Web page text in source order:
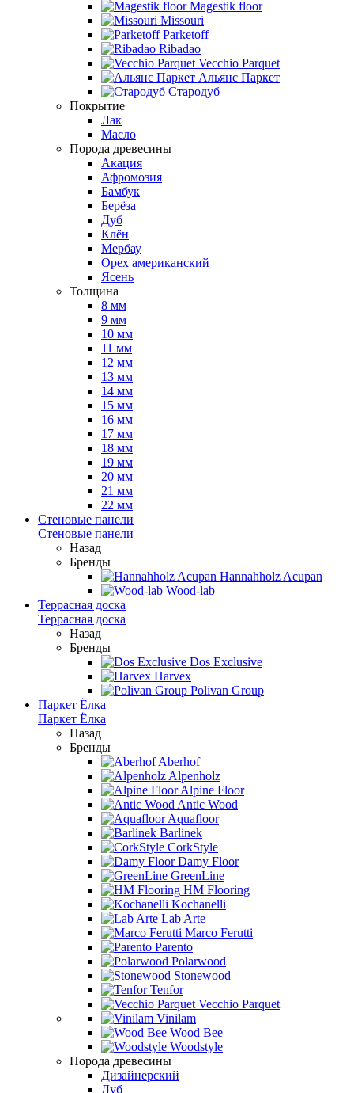
Magestik floor
Missouri
Parketoff
Ribadao
Vecchio Parquet
Альянс Паркет
Стародуб
Покрытие
Лак
Масло
Порода древесины
Акация
Афромозия
Бамбук
Берёза
Дуб
Клён
Мербау
Орех американский
Ясень
Толщина
8 мм
9 мм
10 мм
11 мм
12 мм
13 мм
14 мм
15 мм
16 мм
17 мм
18 мм
19 мм
20 мм
21 мм
22 мм
Стеновые панели
Стеновые панели
Назад
Бренды
Hannahholz Acupan
Wood-lab
Террасная доска
Террасная доска
Назад
Бренды
Dos Exclusive
Harvex
Polivan Group
Паркет Ёлка
Паркет Ёлка
Назад
Бренды
Aberhof
Alpenholz
Alpine Floor
Antic Wood
Aquafloor
Barlinek
CorkStyle
Damy Floor
GreenLine
HM Flooring
Kochanelli
Lab Arte
Marco Ferutti
Parento
Polarwood
Stonewood
Tenfor
Vecchio Parquet
Vinilam
Wood Bee
Woodstyle
Порода древесины
Дизайнерский
Дуб